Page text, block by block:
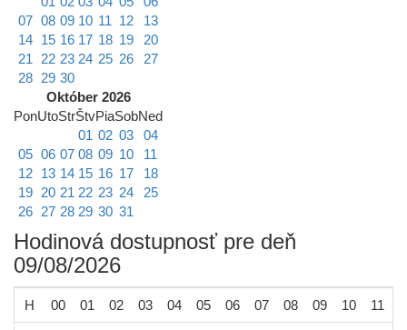
07 08 09 10 11 12
13
14 15 16 17 18 19
20
21
22 23 24 25 26
27
28 29 30
Október 2026
PonUtoStrŠtvPiaSobNed
01 02 03
04
05 06 07 08 09 10
11
12 13 14 15 16 17
18
19 20 21 22 23 24
25
26 27 28 29 30 31
Hodinová dostupnosť pre deň
09/08/2026
H 00 01 02 03 04 05 06 07 08 09 10 11